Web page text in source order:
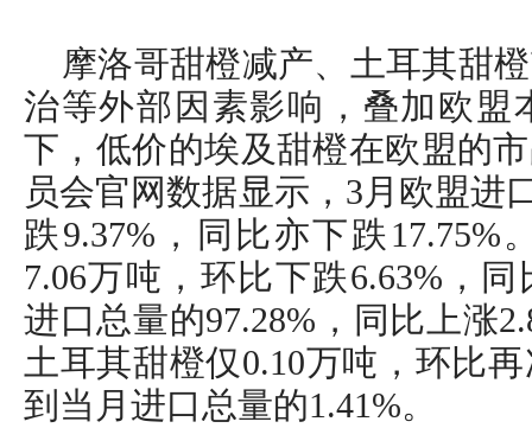
摩洛哥甜橙减产、土耳其甜
治等外部因素影响，叠加欧盟
下，低价的埃及甜橙在欧盟的
员会官网数据显示，3月欧盟进
跌9.37%，同比亦下跌
7.06万吨，环比下跌6.63%，
进口总量的97.28%，同比上涨
土耳其甜橙仅0.10万吨，环比
到当月进口总量的1.41%。